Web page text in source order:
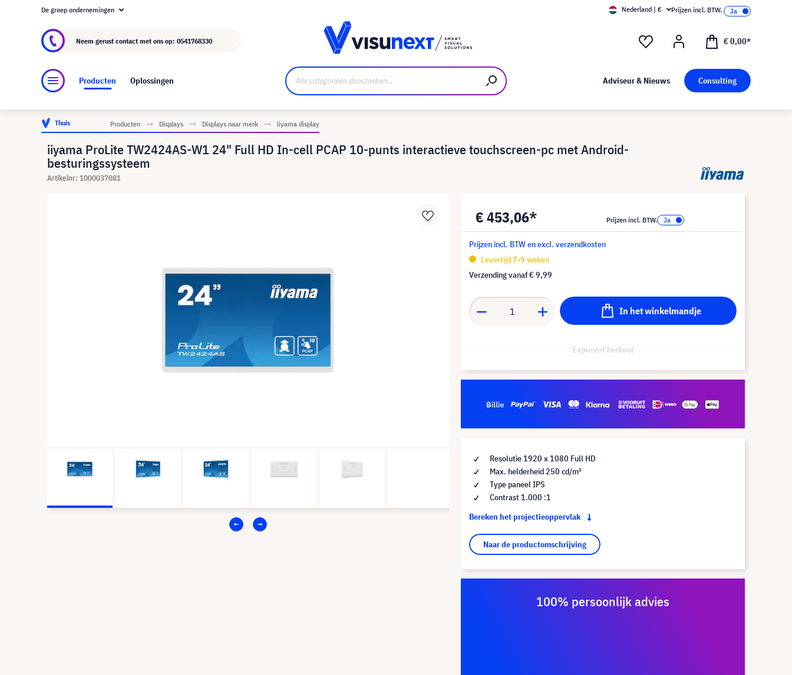
Over visunext.nl
De groep ondernemingen Nederland | € Prijzen incl. BTW.
Neem gerust contact met ons op: 0541768330 € 0,00*
Producten Oplossingen Adviseur & Nieuws Consulting
Thuis Producten Displays Displays naar merk iiyama display
iiyama ProLite TW2424AS-W1 24" Full HD In-cell PCAP 10-punts interactieve touchscreen-pc met Android-
besturingssysteem
Artikelnr: 1000037081
€ 453,06* Prijzen incl. BTW.
Prijzen incl. BTW en excl. verzendkosten
Levertijd 7-9 weken
Verzending vanaf€ 9,99
In het winkelmandje
Express-Checkout
Resolutie 1920 x 1080 Full HD
Max. helderheid 250 cd/m²
Type paneel IPS
Contrast 1.000 :1
Bereken het projectieoppervlak
Naar de productomschrijving
100% persoonlijk advies